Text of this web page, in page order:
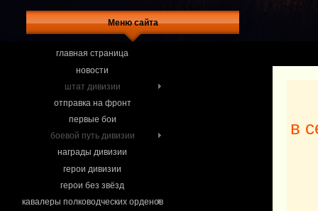
Меню сайта
главная страница
новости
штат дивизии
отправка на фронт
первые бои
боевой путь дивизии
награды дивизии
герои дивизии
герои без звёзд
кавалеры полководческих орденов
в